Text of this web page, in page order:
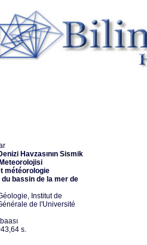
Havzasının Sismik
météorologie
bassin de la mer de
Institut de
de l'Université
s.